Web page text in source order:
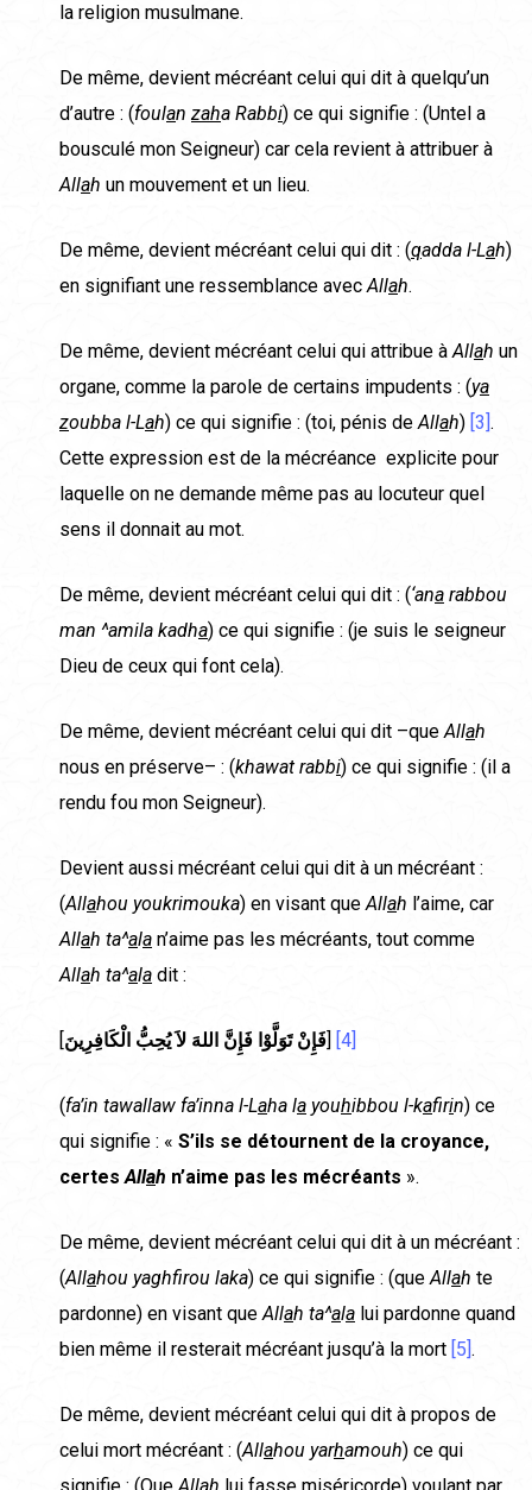
la religion musulmane.
De même, devient mécréant celui qui dit à quelqu’un
d’autre : (foulan zaha Rabbi) ce qui signifie : (Untel a
bousculé mon Seigneur) car cela revient à attribuer à
Allah un mouvement et un lieu.
De même, devient mécréant celui qui dit : (qadda l-Lah)
en signifiant une ressemblance avecAllah.
De même, devient mécréant celui qui attribue àAllah un
organe, comme la parole de certains impudents : (ya
zoubba l-Lah) ce qui signifie : (toi, pénis deAllah) [3].
Cette expression est de la mécréance explicite pour
laquelle on ne demande même pas au locuteur quel
sens il donnait au mot.
De même, devient mécréant celui qui dit : (‘ana rabbou
man ^amila kadha) ce qui signifie : (je suis le seigneur
Dieu de ceux qui font cela).
De même, devient mécréant celui qui dit –queAllah
nous en préserve– : (khawat rabbi) ce qui signifie : (il a
rendu fou mon Seigneur).
Devient aussi mécréant celui qui dit à un mécréant :
(Allahou youkrimouka) en visant queAllah l’aime, car
Allah ta^ala n’aime pas les mécréants, tout comme
Allah ta^ala dit :
[ فَإِنْ تَوَلَّوْا فَإِنَّ اللهَ لاَ يُحِبُّ الْكَافِرِينَ ] [4]
(fa’in tawallaw fa’inna l-Laha la youhibbou l-kafirin) ce
qui signifie : « S’ils se détournent de la croyance,
certesAllah n’aime pas les mécréants ».
De même, devient mécréant celui qui dit à un mécréant :
(Allahou yaghfirou laka) ce qui signifie : (queAllah te
pardonne) en visant queAllah ta^ala lui pardonne quand
bien même il resterait mécréant jusqu’à la mort [5].
De même, devient mécréant celui qui dit à propos de
celui mort mécréant : (Allahou yarhamouh) ce qui